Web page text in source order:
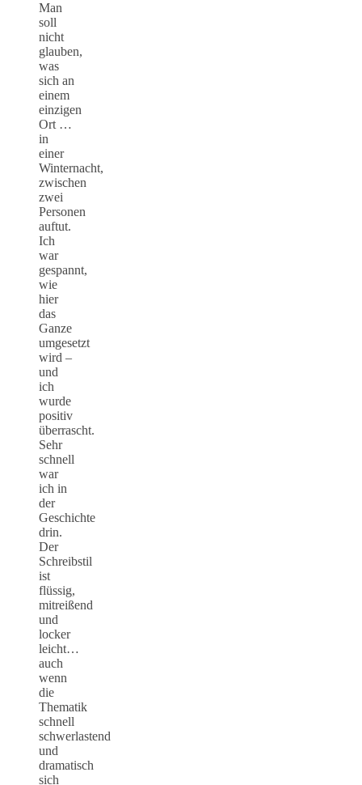
Man
soll
nicht
glauben,
was
sich an
einem
einzigen
Ort …
in
einer
Winternacht,
zwischen
zwei
Personen
auftut.
Ich
war
gespannt,
wie
hier
das
Ganze
umgesetzt
wird –
und
ich
wurde
positiv
überrascht.
Sehr
schnell
war
ich in
der
Geschichte
drin.
Der
Schreibstil
ist
flüssig,
mitreißend
und
locker
leicht…
auch
wenn
die
Thematik
schnell
schwerlastend
und
dramatisch
sich